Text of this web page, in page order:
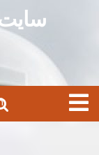
Open
Menu